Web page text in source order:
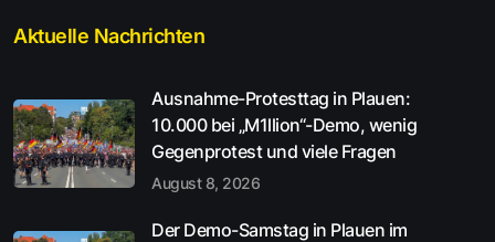
Aktuelle Nachrichten
Ausnahme-Protesttag in Plauen:
10.000 bei „M1llion“-Demo, wenig
Gegenprotest und viele Fragen
August 8, 2026
Der Demo-Samstag in Plauen im